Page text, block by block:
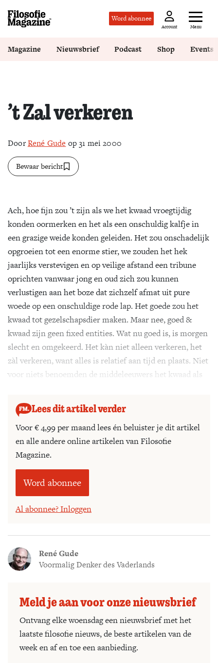
Word abonnee
Account Menu
Zoek
Magazine Nieuwsbrief Podcast Shop Events
’t Zal verkeren
DoorRené Gude op 31 mei 2000
Bewaar bericht
Ach, hoe fijn zou ’t zijn als we het kwaad vroegtijdig
konden oormerken en het als een onschuldig kalfje in
een grazige weide konden geleiden. Het zou onschadelijk
opgroeien tot een enorme stier, we zouden het hek
jaarlijks verstevigen en op veilige afstand een tribune
oprichten vanwaar jong en oud zich zou kunnen
verlustigen aan het boze dat zichzelf afmat uit pure
woede op een onschuldige rode lap. Het goede zou het
kwaad tot gezelschapsdier maken. Maar nee, goed &
kwaad zijn geen fixed entities. Wat nu goed is, is morgen
slecht en omgekeerd. Het kàn niet alleen verkeren, het
zàl verkeren, want alles is relatief aan tijd en plaats. Niet
voor niets benoemden de middeleeuwers het kwaad als
Lees dit artikel verder
Voor € 4,99 per maand lees én beluister je dit artikel
en alle andere online artikelen van Filosofie
Magazine.
Word abonnee
Al abonnee? Inloggen
René Gude
Voormalig Denker des Vaderlands
Meld je aan voor onze nieuwsbrief
Ontvang elke woensdag een nieuwsbrief met het
laatste filosofie nieuws, de beste artikelen van de
week en af en toe een aanbieding.